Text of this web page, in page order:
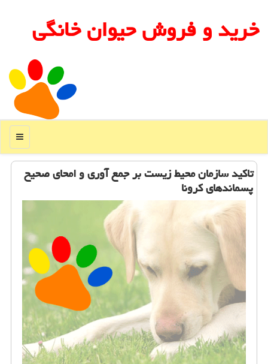
خرید و فروش حیوان خانگی
منو
تاكید سازمان محیط زیست بر جمع آوری و امحای صحیح
پسماندهای كرونا